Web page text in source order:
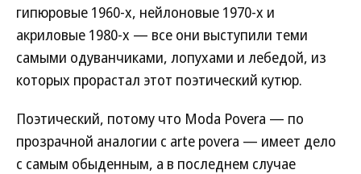
гипюровые 1960-х, нейлоновые 1970-х и
акриловые 1980-х — все они выступили теми
самыми одуванчиками, лопухами и лебедой, из
которых прорастал этот поэтический кутюр.
Поэтический, потому что Moda Povera — по
прозрачной аналогии с arte povera — имеет дело
с самым обыденным, а в последнем случае